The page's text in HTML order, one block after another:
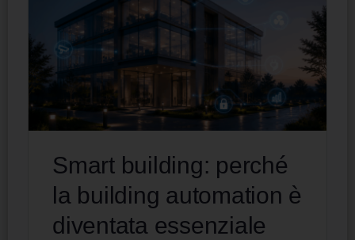
Smart building: perché
la building automation è
diventata essenziale